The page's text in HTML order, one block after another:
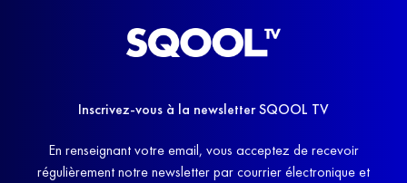
Inscrivez-vous à la newsletter SQOOL TV
En renseignant votre email, vous acceptez de recevoir
régulièrement notre newsletter par courrier électronique et